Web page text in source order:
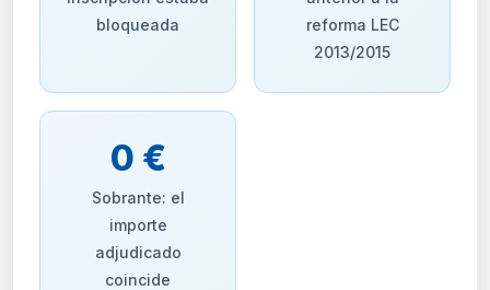
bloqueada
reforma LEC
2013/2015
0 €
Sobrante: el
importe
adjudicado
coincide